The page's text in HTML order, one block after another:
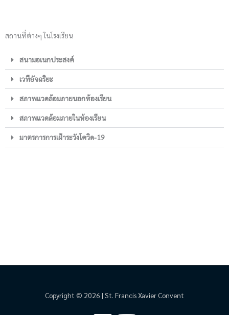
สถานที่ต่างๆ ในโรงเรียน
สนามอเนกประสงค์
เวทีอัจฉริยะ
สภาพแวดล้อมภายนอกห้องเรียน
สภาพแวดล้อมภายในห้องเรียน
มาตรการการเฝ้าระวังโควิด-19
Copyright © 2026 | St. Francis Xavier Convent